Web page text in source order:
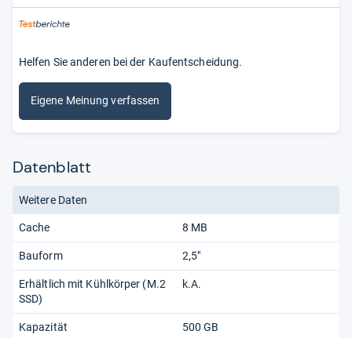
Helfen Sie anderen bei der Kaufentscheidung.
Eigene Meinung verfassen
Datenblatt
Cache 8 MB
Bauform 2,5"
Erhältlich mit Kühlkörper (M.2
SSD)
k.A.
Kapazität 500 GB
Weitere Daten